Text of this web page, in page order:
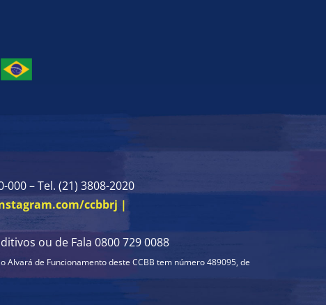
000 – Tel. (21) 3808-2020
ccbbrj |
ou de Fala 0800 729 0088
Alvará de Funcionamento deste CCBBtem número 489095, de